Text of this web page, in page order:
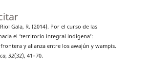
Gala, R. (2014). Por el curso de las
el ‘territorio integral indígena’:
y alianza entre los awajún y wampis.
, 32(32), 41–70.